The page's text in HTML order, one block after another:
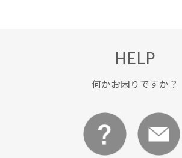
HELP
何かお困りですか？